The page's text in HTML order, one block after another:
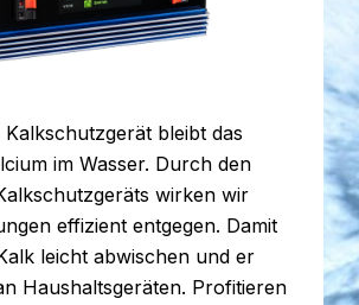
bleibt das
im Wasser. Durch den
wirken wir
effizient entgegen. Damit
leicht abwischen und er
Haushaltsgeräten. Profitieren